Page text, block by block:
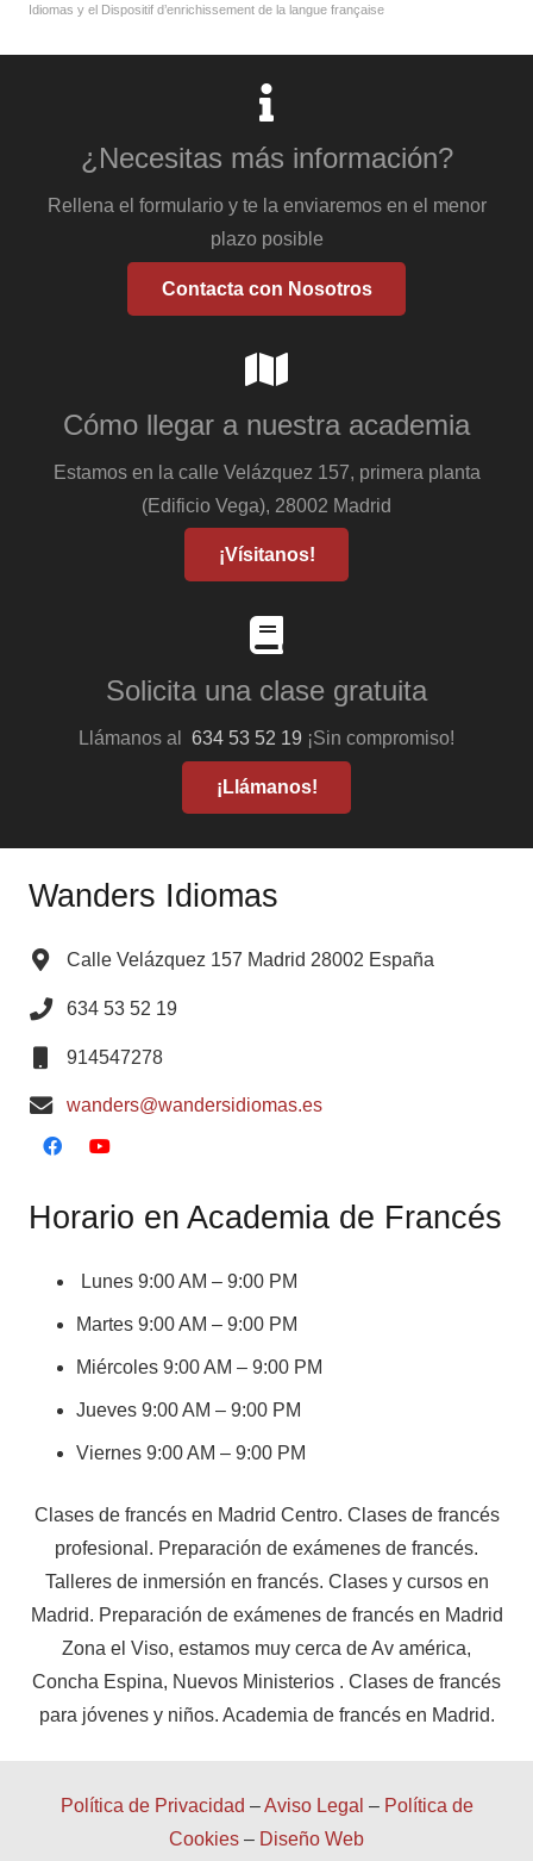
Idiomas y el Dispositif d’enrichissement de la langue française
¿Necesitas más información?
Rellena el formulario y te la enviaremos en el menor
plazo posible
Contacta con Nosotros
Cómo llegar a nuestra academia
Estamos en la calle Velázquez 157, primera planta
(Edificio Vega), 28002 Madrid
¡Vísitanos!
Solicita una clase gratuita
Llámanos al 634 53 52 19 ¡Sin compromiso!
¡Llámanos!
Wanders Idiomas
Calle Velázquez 157 Madrid 28002 España
634 53 52 19
914547278
wanders@wandersidiomas.es
Horario en Academia de Francés
Lunes 9:00 AM – 9:00 PM
Martes 9:00 AM – 9:00 PM
Miércoles 9:00 AM – 9:00 PM
Jueves 9:00 AM – 9:00 PM
Viernes 9:00 AM – 9:00 PM
Clases de francés en Madrid Centro. Clases de francés
profesional. Preparación de exámenes de francés.
Talleres de inmersión en francés. Clases y cursos en
Madrid. Preparación de exámenes de francés en Madrid
Zona el Viso, estamos muy cerca de Av américa,
Concha Espina, Nuevos Ministerios . Clases de francés
para jóvenes y niños. Academia de francés en Madrid.
Política de Privacidad –Aviso Legal – Política de
Cookies – Diseño Web